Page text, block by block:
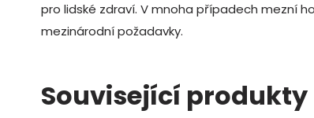
pro lidské zdraví. V mnoha případech mezní
mezinárodní požadavky.
Související produkty